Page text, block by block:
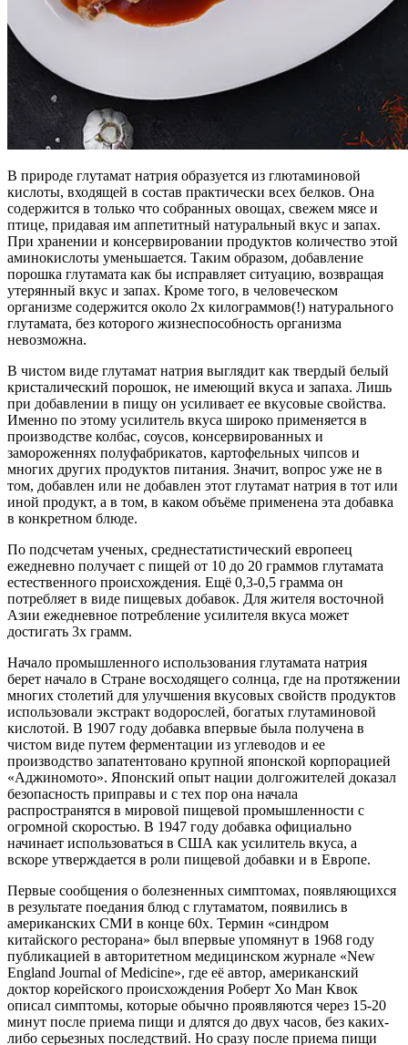
В природе глутамат натрия образуется из глютаминовой
кислоты, входящей в состав практически всех белков. Она
содержится в только что собранных овощах, свежем мясе и
птице, придавая им аппетитный натуральный вкус и запах.
При хранении и консервировании продуктов количество этой
аминокислоты уменьшается. Таким образом, добавление
порошка глутамата как бы исправляет ситуацию, возвращая
утерянный вкус и запах. Кроме того, в человеческом
организме содержится около 2х килограммов(!) натурального
глутамата, без которого жизнеспособность организма
невозможна.
В чистом виде глутамат натрия выглядит как твердый белый
кристалический порошок, не имеющий вкуса и запаха. Лишь
при добавлении в пищу он усиливает ее вкусовые свойства.
Именно по этому усилитель вкуса широко применяется в
производстве колбас, соусов, консервированных и
замороженнях полуфабрикатов, картофельных чипсов и
многих других продуктов питания. Значит, вопрос уже не в
том, добавлен или не добавлен этот глутамат натрия в тот или
иной продукт, а в том, в каком объёме применена эта добавка
в конкретном блюде.
По подсчетам ученых, среднестатистический европеец
ежедневно получает с пищей от 10 до 20 граммов глутамата
естественного происхождения. Ещё 0,3-0,5 грамма он
потребляет в виде пищевых добавок. Для жителя восточной
Азии ежедневное потребление усилителя вкуса может
достигать 3х грамм.
Начало промышленного использования глутамата натрия
берет начало в Стране восходящего солнца, где на протяжении
многих столетий для улучшения вкусовых свойств продуктов
использовали экстракт водорослей, богатых глутаминовой
кислотой. В 1907 году добавка впервые была получена в
чистом виде путем ферментации из углеводов и ее
производство запатентовано крупной японской корпорацией
«Аджиномото». Японский опыт нации долгожителей доказал
безопасность приправы и с тех пор она начала
распространятся в мировой пищевой промышленности с
огромной скоростью. В 1947 году добавка официально
начинает использоваться в США как усилитель вкуса, а
вскоре утверждается в роли пищевой добавки и в Европе.
Первые сообщения о болезненных симптомах, появляющихся
в результате поедания блюд с глутаматом, появились в
американских СМИ в конце 60х. Термин «синдром
китайского ресторана» был впервые упомянут в 1968 году
публикацией в авторитетном медицинском журнале «New
England Journal of Medicine», где её автор, американский
доктор корейского происхождения Роберт Хо Ман Квок
описал симптомы, которые обычно проявляются через 15-20
минут после приема пищи и длятся до двух часов, без каких-
либо серьезных последствий. Но сразу после приема пищи